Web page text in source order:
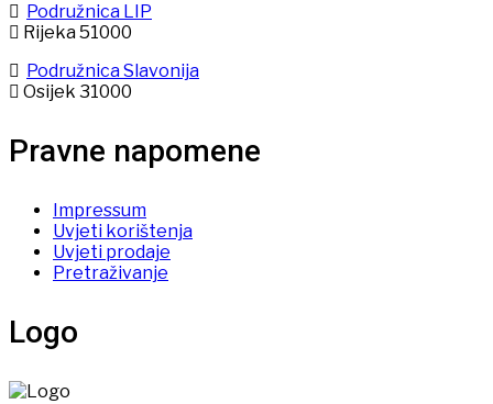
Podružnica LIP
Rijeka 51000
Podružnica Slavonija
Osijek 31000
Pravne napomene
Impressum
Uvjeti korištenja
Uvjeti prodaje
Pretraživanje
Logo